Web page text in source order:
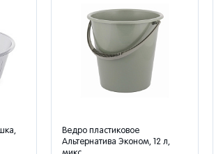
Ведро пластиковое
Альтернатива Эконом, 12 л,